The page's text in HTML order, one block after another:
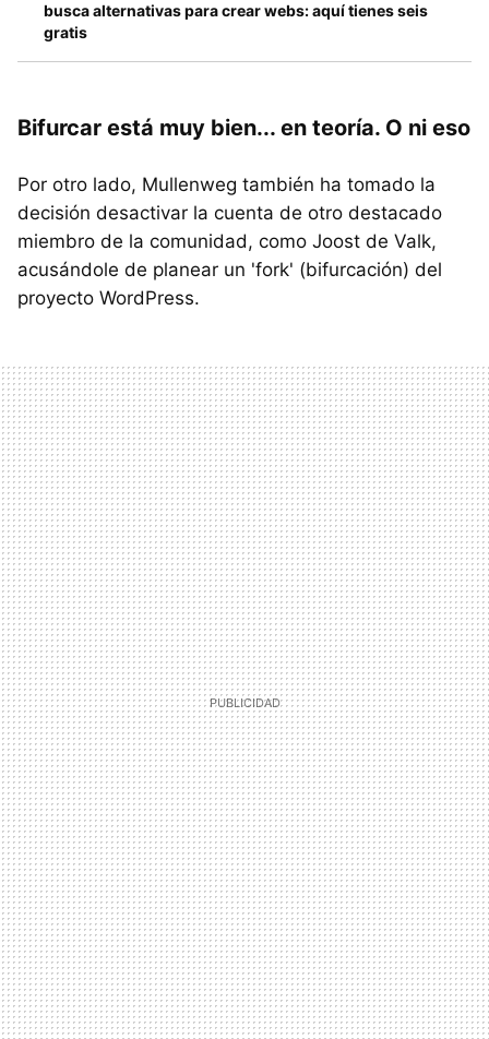
busca alternativas para crear webs: aquí tienes seis
gratis
Bifurcar está muy bien... en teoría. O ni eso
Por otro lado, Mullenweg también ha tomado la
decisión desactivar la cuenta de otro destacado
miembro de la comunidad, como Joost de Valk,
acusándole de planear un 'fork' (bifurcación) del
proyecto WordPress.